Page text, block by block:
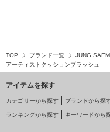
TOP ブランド一覧 JUNG
アーティストクッションブラッシュ
アイテムを探す
カテゴリーから探す ブランドから探
ランキングから探す キーワードから